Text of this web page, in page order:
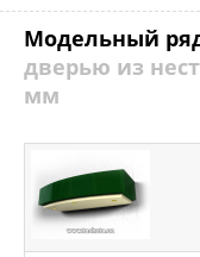
Модельный
дверью из
мм